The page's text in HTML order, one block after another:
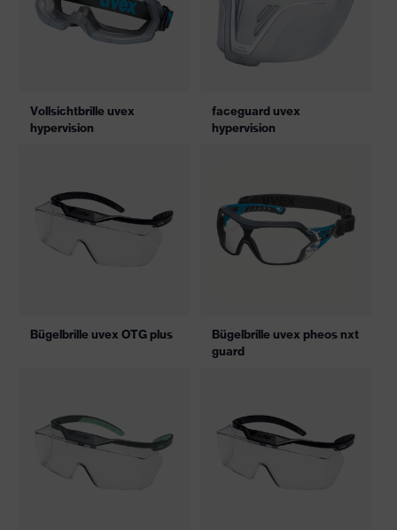
Vollsichtbrille uvex
hypervision
faceguard uvex
hypervision
Bügelbrille uvex OTG plus
Bügelbrille uvex pheos nxt
guard